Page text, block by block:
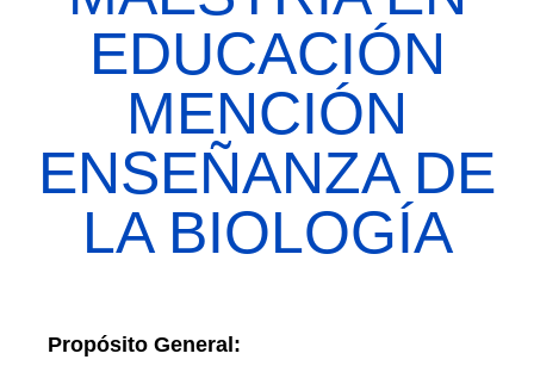
EDUCACIÓN
MENCIÓN
ENSEÑANZA DE
LA BIOLOGÍA
Propósito General: